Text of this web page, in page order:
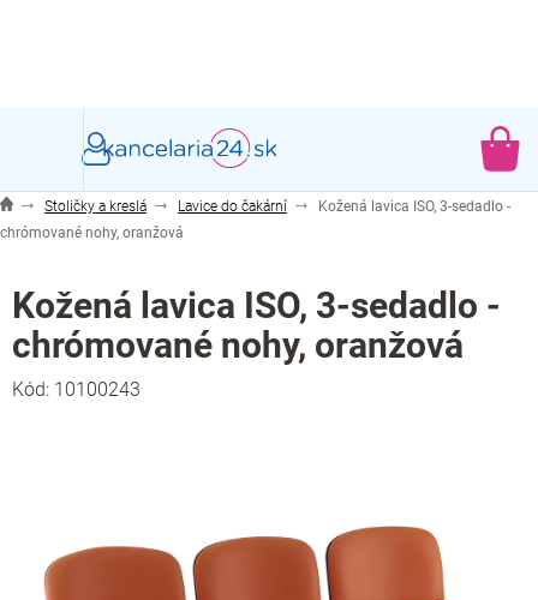
Stoličky a kreslá Lavice do čakární
Kožená lavica ISO, 3-sedadlo -
chrómované nohy, oranžová
Kožená lavica ISO, 3-sedadlo -
chrómované nohy, oranžová
Kód: 10100243